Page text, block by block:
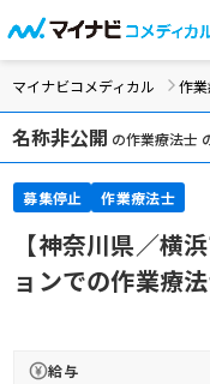
マイナビコメディカル 作
名称非公開 の作業療法士
募集停止 作業療法士
【神奈川県／横
ョンでの作業療
給与